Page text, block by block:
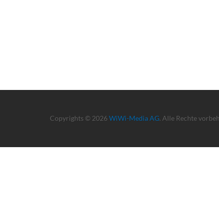
Copyrights © 2026 WiWi-Media AG. Alle Rechte